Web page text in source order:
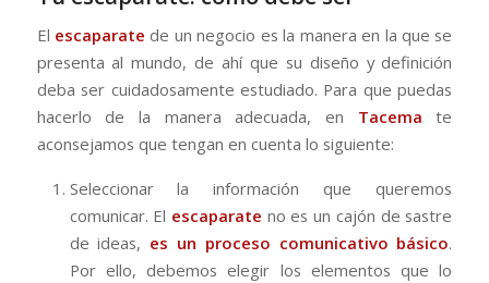
El escaparate de un negocio es la manera en la que se
presenta al mundo, de ahí que su diseño y definición
deba ser cuidadosamente estudiado. Para que puedas
hacerlo de la manera adecuada, en Tacema
te
aconsejamos que tengan en cuenta lo siguiente:
Seleccionar la información que queremos
comunicar. El escaparate no es un cajón de sastre
de ideas, es un proceso comunicativo básico.
Por ello, debemos elegir los elementos que lo